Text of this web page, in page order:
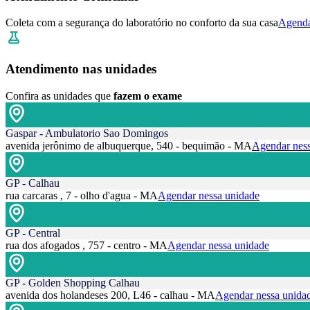
Coleta com a segurança do laboratório no conforto da sua casa
Atendimento nas unidades
Confira as unidades que fazem o exame
Gaspar - Ambulatorio Sao Domingos
avenida jerônimo de albuquerque, 540 - bequimão - MAAgendar
GP - Calhau
rua carcaras , 7 - olho d'agua - MAAgendar nessa unidade
GP - Central
rua dos afogados , 757 - centro - MAAgendar nessa unidade
GP - Golden Shopping Calhau
avenida dos holandeses 200, L46 - calhau - MAAgendar nessa